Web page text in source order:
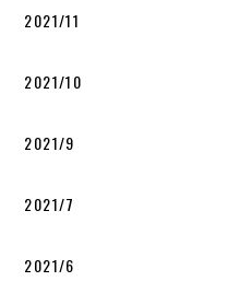
2021/11
2021/10
2021/9
2021/7
2021/6